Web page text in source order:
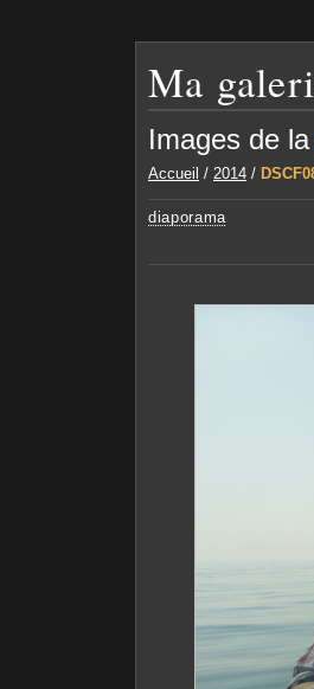
Ma
Images de la
Accueil / 2014 /
diaporama